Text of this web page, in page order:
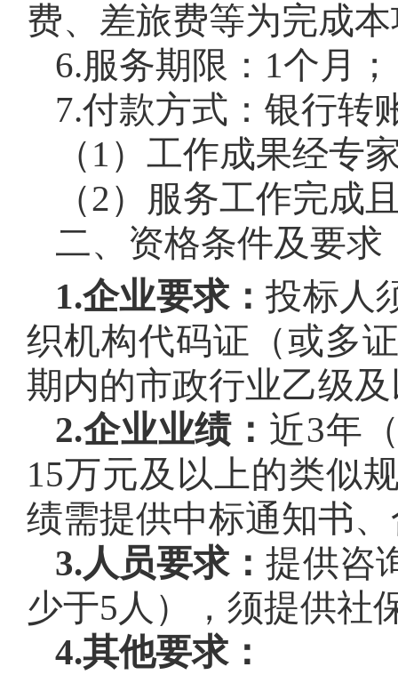
费、差旅费等为完成
6.服务期限：1个月；
7.付款方式：银行转
（1）工作成果经专
（2）服务工作完成
二、资格条件及要求
1.企业要求：投标人
织机构代码证（或多
期内的市政行业乙级
2.企业业绩： 近3年
15万元及以上的类似
绩需提供中标通知书
3.人员要求：提供咨
少于5人），须提供社
4.其他要求：